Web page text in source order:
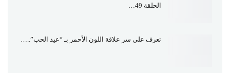
الحلقة 49…
تعرف علي سر علاقة اللون الأحمر بـ “عيد الحب”..…